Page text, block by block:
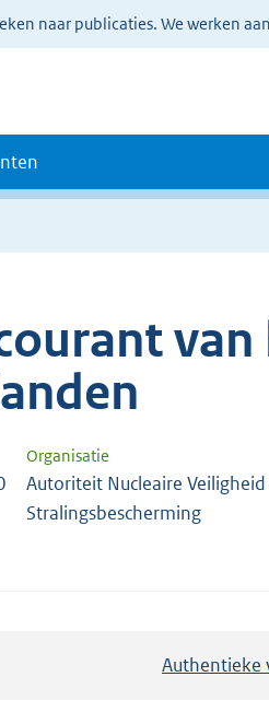
naar publicaties. We werken
Organisatie
Autoriteit Nucleaire Veiligheid
Stralingsbescherming
Authentieke